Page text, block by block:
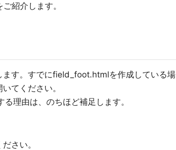
紹介します。
す。すでにfield_foot.htmlを作成している場
てください。
理由は、のちほど補足します。
さい。